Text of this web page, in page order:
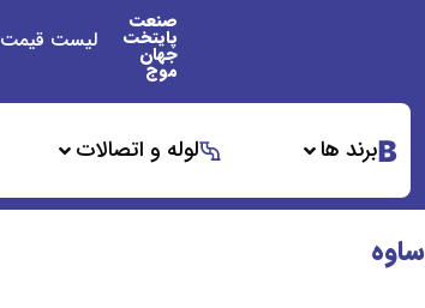
صنعت
پایتخت
جهان
موج
لیست قیمت
برند ها لوله و اتصالات
ساوه